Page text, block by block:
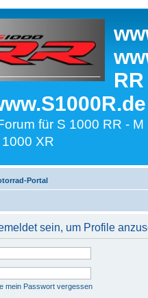
für S 1000 RR -
XR
Portal
sein, um Profile
mein Passwort vergessen